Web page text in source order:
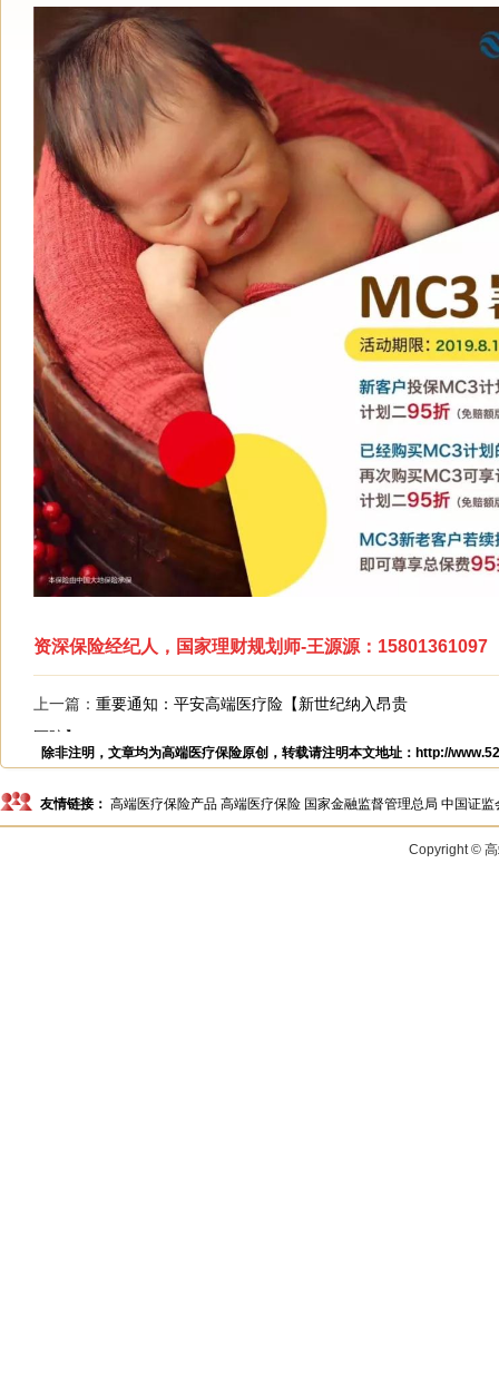
资深保险经纪人，国家理财规划师-王源源：15801361097
上一篇： 重要通知：平安高端医疗险【新世纪纳入昂贵
医院】
除非注明，文章均为高端医疗保险原创，转载请注明本文地址： http://
友情链接： 高端医疗保险产品 高端医疗保险 国家金融监督管理总局 中国证监
Copyright ©